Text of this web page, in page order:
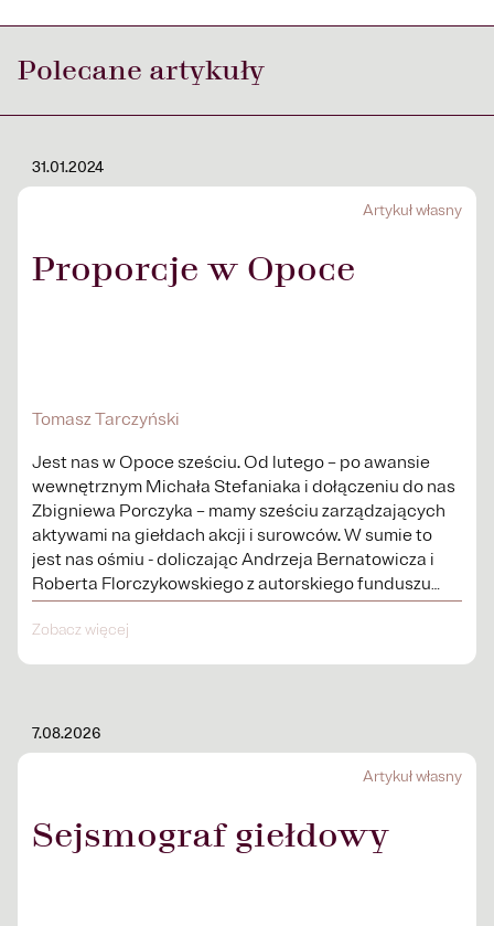
Polecane artykuły
31.01.2024
Artykuł własny
Proporcje w Opoce
Tomasz Tarczyński
Jest nas w Opoce sześciu. Od lutego – po awansie
wewnętrznym Michała Stefaniaka i dołączeniu do nas
Zbigniewa Porczyka – mamy sześciu zarządzających
aktywami na giełdach akcji i surowców. W sumie to
jest nas ośmiu - doliczając Andrzeja Bernatowicza i
Roberta Florczykowskiego z autorskiego funduszu
Third dot – osiem osób...
Zobacz więcej
7.08.2026
Artykuł własny
Sejsmograf giełdowy